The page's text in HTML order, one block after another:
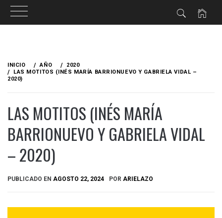
contenido
INICIO AÑO
2020
LAS MOTITOS (INÉS MARÍA BARRIONUEVO Y GABRIELA VIDAL –
2020)
LAS MOTITOS (INÉS MARÍA
BARRIONUEVO Y GABRIELA VIDAL
– 2020)
PUBLICADO EN AGOSTO 22, 2024 POR ARIELAZO